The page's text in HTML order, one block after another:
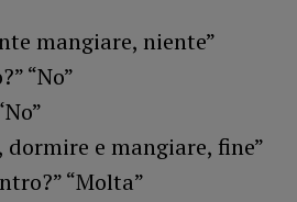
mangiare, niente”
“No”
dormire e mangiare, fine”
“Molta”